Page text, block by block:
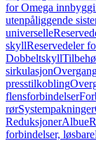
for Omega
utenpåliggende
universelle
skyllReservedeler
Dobbeltskyll
sirkulasjon
presstilkobling
flensforbindelser
rørSystempakninger
ReduksjonerAlbue
forbindelser, løsbare